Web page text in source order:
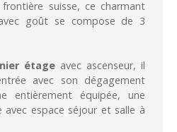
suisse, ce charmant
goût se compose de 3
étage avec ascenseur, il
avec son dégagement
entièrement équipée, une
avec espace séjour et salle à